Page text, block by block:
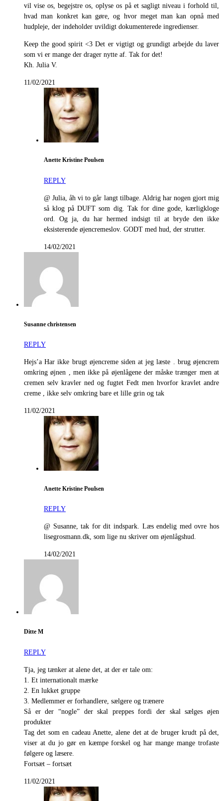
vil vise os, begejstre os, oplyse os på et sagligt niveau i forhold til,
hvad man konkret kan gøre, og hvor meget man kan opnå med
hudpleje, der indeholder uvildigt dokumenterede ingredienser.
Keep the good spirit <3 Det er vigtigt og grundigt arbejde du laver
som vi er mange der drager nytte af. Tak for det!
Kh. Julia V.
11/02/2021
Anette Kristine Poulsen
REPLY
@ Julia, åh vi to går langt tilbage. Aldrig har nogen gjort mig
så klog på DUFT som dig. Tak for dine gode, kærligkloge
ord. Og ja, du har hermed indsigt til at bryde den ikke
eksisterende øjencremeslov. GODT med hud, der strutter.
14/02/2021
Susanne christensen
REPLY
Hejs’a Har ikke brugt øjencreme siden at jeg læste . brug øjencrem
omkring øjnen , men ikke på øjenlågene der måske trænger men at
cremen selv kravler ned og fugtet Fedt men hvorfor kravlet andre
creme , ikke selv omkring bare et lille grin og tak
11/02/2021
Anette Kristine Poulsen
REPLY
@ Susanne, tak for dit indspark. Læs endelig med ovre hos
lisegrosmann.dk, som lige nu skriver om øjenlågshud.
14/02/2021
Ditte M
REPLY
Tja, jeg tænker at alene det, at der er tale om:
1. Et internationalt mærke
2. En lukket gruppe
3. Medlemmer er forhandlere, sælgere og trænere
Så er der “nogle” der skal preppes fordi der skal sælges øjen
produkter
Tag det som en cadeau Anette, alene det at de bruger krudt på det,
viser at du jo gør en kæmpe forskel og har mange mange trofaste
følgere og læsere.
Fortsæt – fortsæt
11/02/2021